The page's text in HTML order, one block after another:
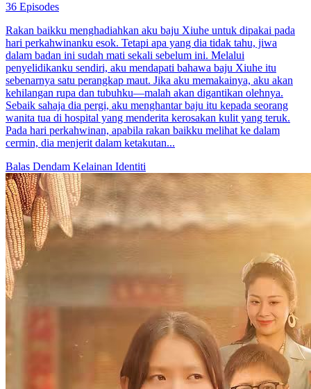
36 Episodes
Rakan baikku menghadiahkan aku baju Xiuhe untuk dipakai pada
hari perkahwinanku esok. Tetapi apa yang dia tidak tahu, jiwa
dalam badan ini sudah mati sekali sebelum ini. Melalui
penyelidikanku sendiri, aku mendapati bahawa baju Xiuhe itu
sebenarnya satu perangkap maut. Jika aku memakainya, aku akan
kehilangan rupa dan tubuhku—malah akan digantikan olehnya.
Sebaik sahaja dia pergi, aku menghantar baju itu kepada seorang
wanita tua di hospital yang menderita kerosakan kulit yang teruk.
Pada hari perkahwinan, apabila rakan baikku melihat ke dalam
cermin, dia menjerit dalam ketakutan...
Balas Dendam Kelainan Identiti